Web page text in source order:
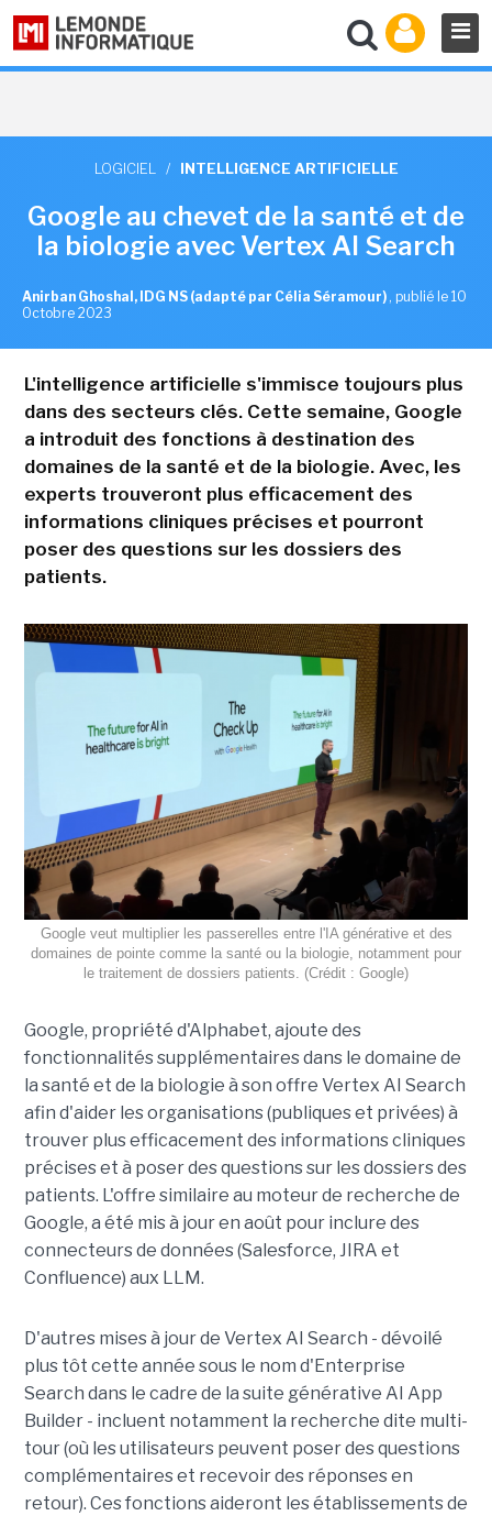
LOGICIEL / INTELLIGENCE ARTIFICIELLE
Google au chevet de la santé et de
la biologie avec Vertex AI Search
Anirban Ghoshal, IDG NS (adapté par Célia Séramour) , publié le 10
Octobre 2023
L'intelligence artificielle s'immisce toujours plus
dans des secteurs clés. Cette semaine, Google
a introduit des fonctions à destination des
domaines de la santé et de la biologie. Avec, les
experts trouveront plus efficacement des
informations cliniques précises et pourront
poser des questions sur les dossiers des
patients.
Google veut multiplier les passerelles entre l'IA générative et des
domaines de pointe comme la santé ou la biologie, notamment pour
le traitement de dossiers patients. (Crédit : Google)
Google, propriété d'Alphabet, ajoute des
fonctionnalités supplémentaires dans le domaine de
la santé et de la biologie à son offre Vertex AI Search
afin d'aider les organisations (publiques et privées) à
trouver plus efficacement des informations cliniques
précises et à poser des questions sur les dossiers des
patients. L'offre similaire au moteur de recherche de
Google, a été mis à jour en août pour inclure des
connecteurs de données (Salesforce, JIRA et
Confluence) aux LLM.
D'autres mises à jour de Vertex AI Search - dévoilé
plus tôt cette année sous le nom d'Enterprise
Search dans le cadre de la suite générative AI App
Builder - incluent notamment la recherche dite multi-
tour (où les utilisateurs peuvent poser des questions
complémentaires et recevoir des réponses en
retour). Ces fonctions aideront les établissements de